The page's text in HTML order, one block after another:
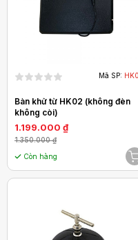
Mã SP:
Bàn khử từ HK02 (không đèn
không còi)
1.199.000 ₫
1.350.000 ₫
Còn hàng